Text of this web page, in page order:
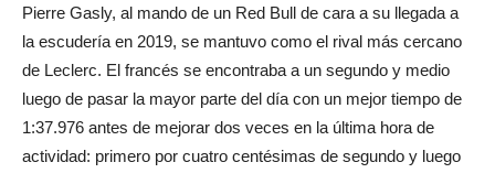
Pierre Gasly, al mando de un Red Bull de cara a su llegada a
la escudería en 2019, se mantuvo como el rival más cercano
de Leclerc. El francés se encontraba a un segundo y medio
luego de pasar la mayor parte del día con un mejor tiempo de
1:37.976 antes de mejorar dos veces en la última hora de
actividad: primero por cuatro centésimas de segundo y luego